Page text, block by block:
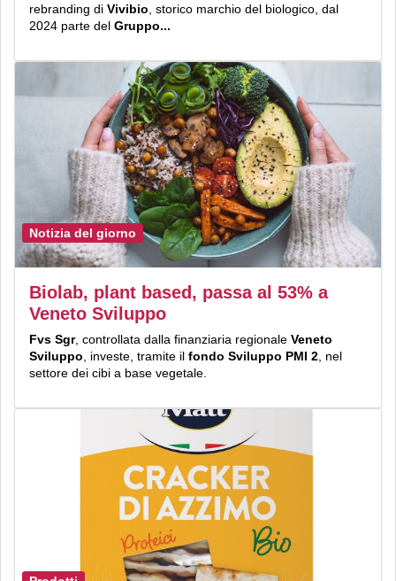
rebranding di Vivibio , storico marchio del biologico, dal
2024 parte del Gruppo...
Notizia del giorno
Biolab, plant based, passa al 53% a
Veneto Sviluppo
Fvs Sgr, controllata dalla finanziaria regionale Veneto
Sviluppo, investe, tramite il fondo Sviluppo PMI 2, nel
settore dei cibi a base vegetale.